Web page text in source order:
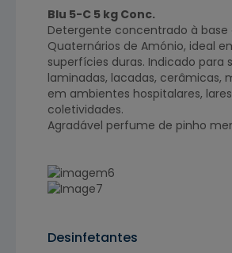
Blu 5-C 5 kg Conc.
Detergente concentrado à base
Quaternários de Amónio, ideal
superfícies duras. Indicado para
laminadas, lacadas, cerâmicas,
em ambientes hospitalares,
coletividades.
Agradável perfume de pinho
Desinfetantes